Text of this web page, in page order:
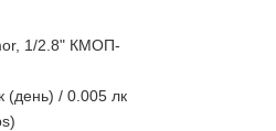
1/2.8" КМОП-
(день) / 0.005 лк